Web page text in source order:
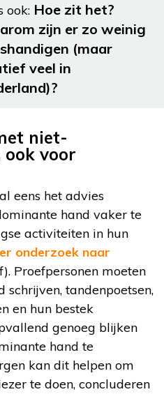
ook: Hoe zit het?
zijn er zo weinig
(maar
veel in
niet-
voor
eens het advies
hand vaker te
activiteiten in hun
onderzoek naar
Proefpersonen moeten
schrijven, tandenpoetsen,
en hun bestek
genoeg blijken
hand te
kan dit helpen om
te doen, concluderen